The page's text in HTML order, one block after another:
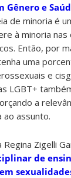
Gênero e
de minoria é
à minoria nas
Então, por
uma
e
LGBT+
a
ao assunto.
Zigelli
de